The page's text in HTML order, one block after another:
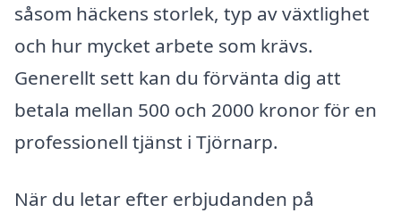
såsom häckens storlek, typ av växtlighet
och hur mycket arbete som krävs.
Generellt sett kan du förvänta dig att
betala mellan 500 och 2000 kronor för en
professionell tjänst i Tjörnarp.
När du letar efter erbjudanden på